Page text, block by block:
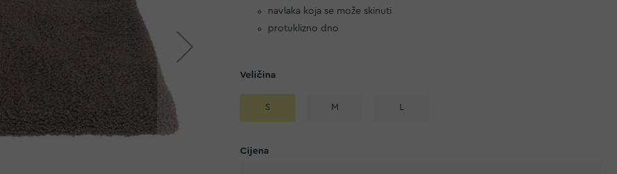
navlaka koja se može skinuti
protuklizno dno
Veličina
S M L